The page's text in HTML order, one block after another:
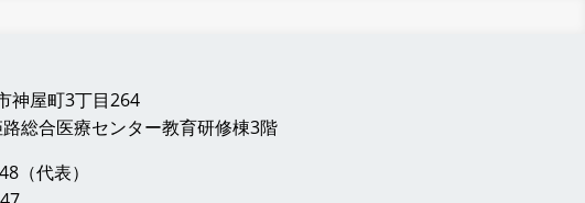
神屋町3丁目264
総合医療センター教育研修棟3階
（代表）